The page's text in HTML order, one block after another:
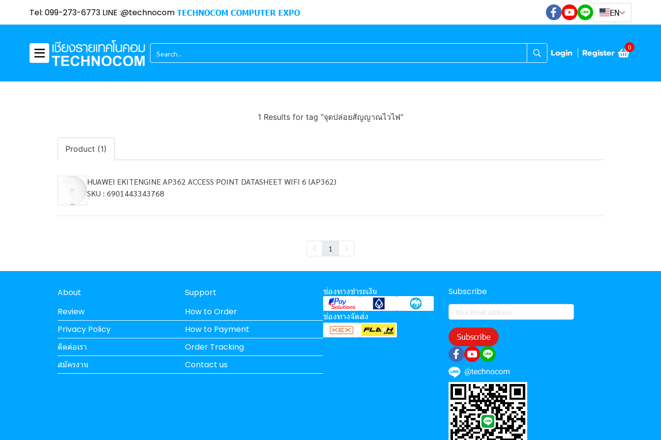
Tel: 099-273-6773 LINE :@technocom TECHNOCOM COMPUTER EXPO EN
Login Register 0
1 Results for tag "จุดปล่อยสัญญาณไวไฟ"
Product (1)
HUAWEI EKITENGINE AP362 ACCESS POINT DATASHEET WIFI 6 (AP362)
SKU : 6901443343768
1
About
Review
Privacy Policy
ติดต่อเรา
สมัครงาน
Support
How to Order
How to Payment
Order Tracking
Contact us
ช่องทางชำระเงิน
ช่องทางจัดส่ง
Subscribe
Subscribe
@technocom